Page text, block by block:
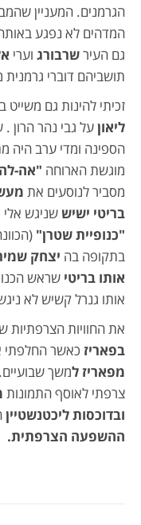
הגרמנים. המעניין
המדהים לא נפגע
גם העירשרבורג וערי
תושביהם דוברי גרמנית
זכיתי להינות גם משייט
ליאוןעל גבי נהר הרון
הספינה ומדי ערב היה
מוגשת הארוחה "אה-
מסביר לנוסעים את
בריטי ישיש שניגש
"כנופיית שטרן"
בתקופה בה יצחק
אותו בריטי שראש
אותו גנרל קשיש לא
את החוויות הצרפתיות
בפאריז כאשר החלפתי
מפאריז למשך שבועיים.
צרפתי לאוסף התמונות
ובדוכסות ליכטנשטיין
ההשפעה הצרפתית.